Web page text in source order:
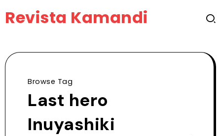
Revista Kamandi
Browse Tag
Last hero
Inuyashiki